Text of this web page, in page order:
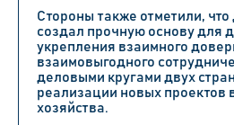
Стороны также отметили,
создал прочную основу для
укрепления взаимного
взаимовыгодного
деловыми кругами двух
реализации новых проектов
хозяйства.